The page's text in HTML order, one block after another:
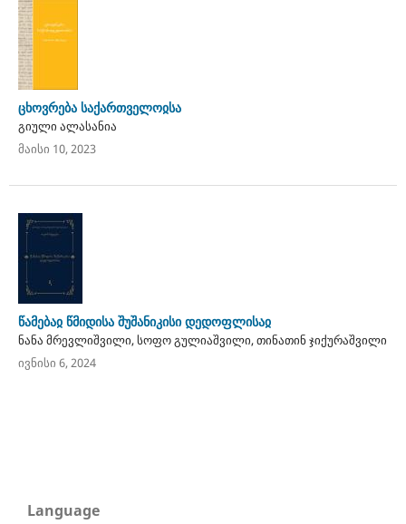
ცხოვრება საქართველოჲსა
გიული ალასანია
მაისი 10, 2023
წამებაჲ წმიდისა შუშანიკისი დედოფლისაჲ
ნანა მრევლიშვილი, სოფო გულიაშვილი, თინათინ ჯიქურაშვილი
ივნისი 6, 2024
Language